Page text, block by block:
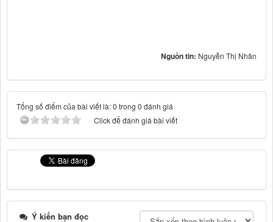
Nguồn tin: Nguyễn Thị Nhân
Tổng số điểm của bài viết là: 0 trong 0 đánh giá
Click để đánh giá bài viết
Ý kiến bạn đọc